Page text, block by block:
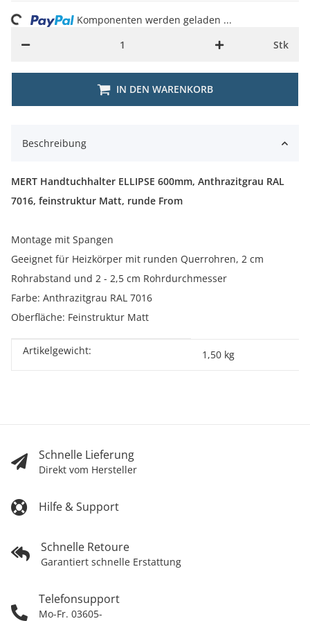
Stk
IN DEN WARENKORB
Komponenten werden geladen ...
Beschreibung
MERT Handtuchhalter ELLIPSE 600mm, Anthrazitgrau RAL
7016, feinstruktur Matt, runde From
Montage mit Spangen
Geeignet für Heizkörper mit runden Querrohren, 2 cm
Rohrabstand und 2 - 2,5 cm Rohrdurchmesser
Farbe: Anthrazitgrau RAL 7016
Oberfläche: Feinstruktur Matt
Produkteigenschaft
Wert
Artikelgewicht: 1,50 kg
Schnelle Lieferung
Direkt vom Hersteller
Hilfe & Support
Schnelle Retoure
Garantiert schnelle Erstattung
Telefonsupport
Mo-Fr. 03605-